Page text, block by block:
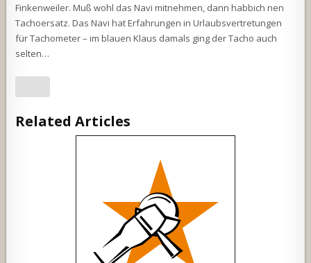
Finkenweiler. Muß wohl das Navi mitnehmen, dann habbich nen
Tachoersatz. Das Navi hat Erfahrungen in Urlaubsvertretungen
für Tachometer – im blauen Klaus damals ging der Tacho auch
selten…
Related Articles